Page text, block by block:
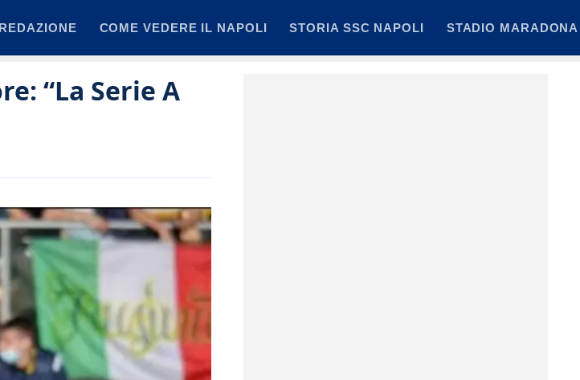
REDAZIONE COME VEDERE IL NAPOLI STORIA SSC NAPOLI STADIO MARADONA
“La Serie A